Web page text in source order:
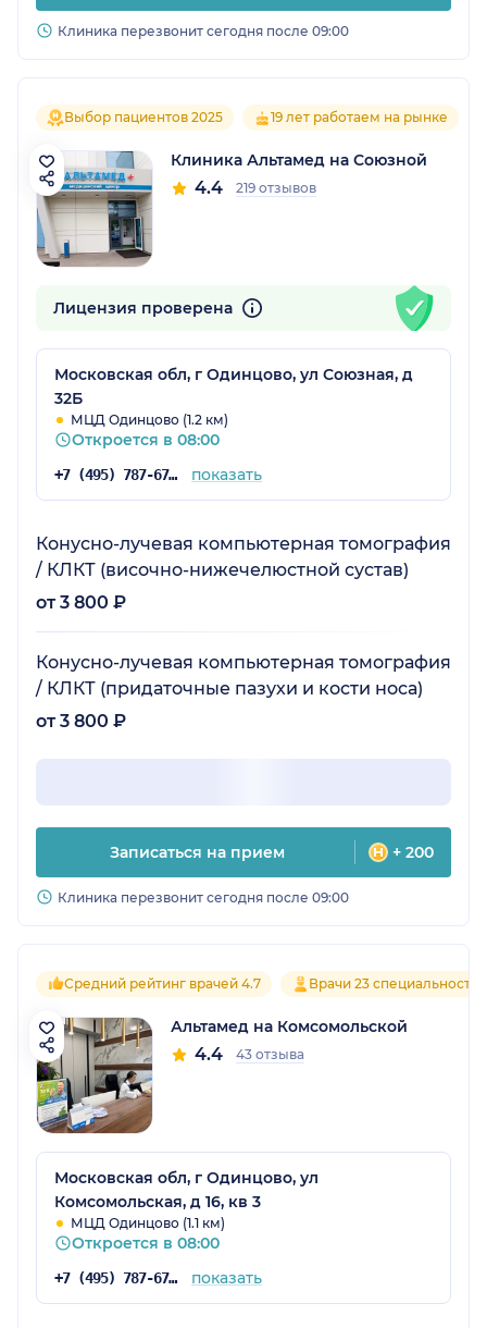
Клиника перезвонит сегодня после 09:00
Выбор пациентов 2025 19 лет работаем на рынке
Клиника Альтамед на Союзной
4.4 219 отзывов
Лицензия проверена
Московская обл, г Одинцово, ул Союзная, д
32Б
МЦД Одинцово (1.2 км)
Откроется в 08:00
+7 (495) 787-67-37 показать
Конусно-лучевая компьютерная томография
/ КЛКТ (височно-нижечелюстной сустав)
от 3 800 ₽
Конусно-лучевая компьютерная томография
/ КЛКТ (придаточные пазухи и кости носа)
от 3 800 ₽
Записаться на прием + 200
Клиника перезвонит сегодня после 09:00
Средний рейтинг врачей 4.7 Врачи 23 специальностей
Альтамед на Комсомольской
4.4 43 отзыва
Московская обл, г Одинцово, ул
Комсомольская, д 16, кв 3
МЦД Одинцово (1.1 км)
Откроется в 08:00
+7 (495) 787-67-37 показать